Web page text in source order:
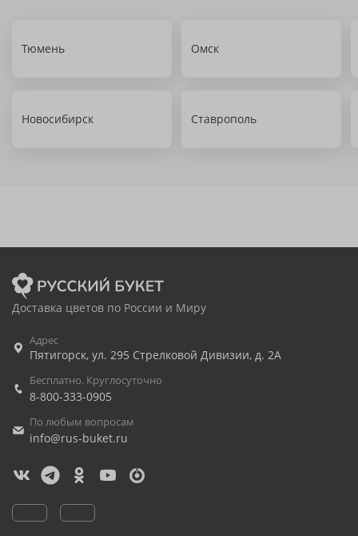
Тюмень Омск
Новосибирск Ставрополь
Доставка цветов по России и Миру
Адрес
Пятигорск, ул. 295 Стрелковой Дивизии, д. 2А
Бесплатно. Круглосуточно
8-800-333-0905
По любым вопросам
info@rus-buket.ru